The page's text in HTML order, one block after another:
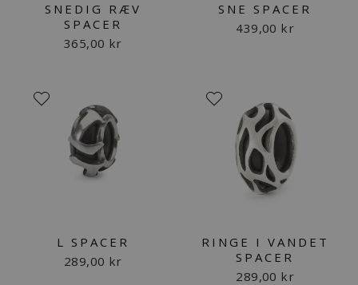
SNEDIG RÆV
SPACER
365,00 kr
SNE SPACER
439,00 kr
L SPACER
289,00 kr
RINGE I VANDET
SPACER
289,00 kr